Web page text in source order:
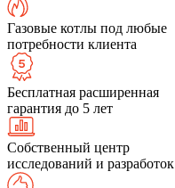
Газовые котлы под любые
потребности клиента
Бесплатная расширенная
гарантия до 5 лет
Собственный центр
исследований и разработок